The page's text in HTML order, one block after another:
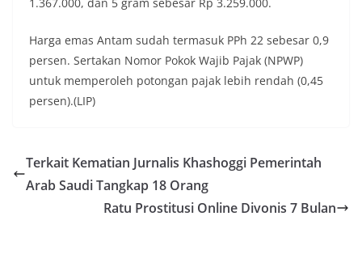
Harga emas Antam sudah termasuk PPh 22 sebesar 0,9
persen. Sertakan Nomor Pokok Wajib Pajak (NPWP)
untuk memperoleh potongan pajak lebih rendah (0,45
persen).(LIP)
Terkait Kematian Jurnalis Khashoggi Pemerintah
Arab Saudi Tangkap 18 Orang
Ratu Prostitusi Online Divonis 7 Bulan